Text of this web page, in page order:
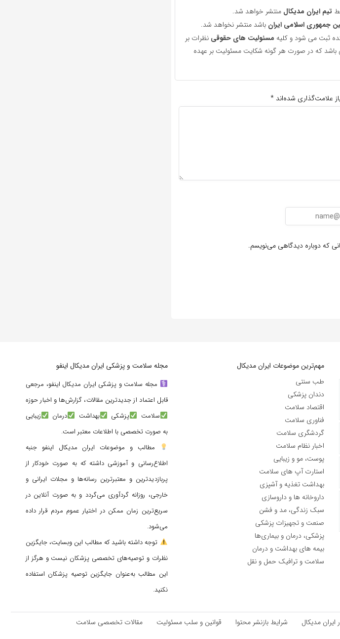
تیم ایران مدیکال منتشر خواهد شد.
جمهوری اسلامی ایران باشد منتشر نخواهد شد.
ثبت می شود و کلیه مسئولیت های حقوقی نظرات بر
که در صورت هر گونه شکایت مسئولیت بر عهده
علامت‌گذاری شده‌اند *
که دوباره دیدگاهی می‌نویسم.
مهم‌ترین موضوعات ایران مدیکال
طب سنتی
دندان پزشکی
اقتصاد سلامت
فناوری سلامت
گردشگری سلامت
اخبار نظام سلامت
پوست، مو و زیبایی
استارت آپ های سلامت
بهداشت تغذیه و آشپزی
داروخانه ها و داروسازی
سبک زندگی، مد و فشن
صنعت و تجهیزات پزشکی
پزشکی، درمان و بیماری‌ها
بیمه های بهداشت و درمان
سلامت و ترافیک حمل و نقل
مجله سلامت و پزشکی ایران مدیکال اینفو
مجله سلامت و پزشکی ایران مدیکال اینفو، مرجعی
قابل اعتماد از جدیدترین مقالات، گزارش‌ها و اخبار حوزه
سلامت
پزشکی بهداشت درمان
زیبایی
به صورت تخصصی با اطلاعات معتبر است.
مطالب و موضوعات ایران مدیکال اینفو جنبه
اطلاع‌رسانی و آموزشی داشته که به صورت خودکار از
پربازدیدترین و معتبرترین رسانه‌ها و مجلات ایرانی و
خارجی، روزانه گردآوری می‌گردد و به صورت آنلاین در
سریع‌ترین زمان ممکن در اختیار عموم مردم قرار داده
می‌شود.
توجه داشته باشید که مطالب این وبسایت، جایگزین
نظرات و توصیه‌های تخصصی پزشکان نیست و هرگز از
این مطالب به‌عنوان جایگزین توصیه پزشکان استفاده
نکنید.
ایران مدیکال شرایط بازنشر محتوا قوانین و سلب مسئولیت
مقالات تخصصی سلامت